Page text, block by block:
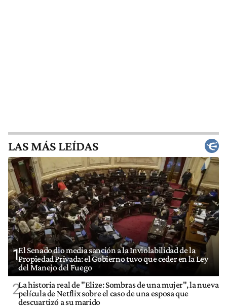
LAS MÁS LEÍDAS
1El Senado dio media sanción a la Inviolabilidad de la
Propiedad Privada: el Gobierno tuvo que ceder en la Ley
del Manejo del Fuego
2La historia real de "Elize: Sombras de una mujer", la nueva
película de Netflix sobre el caso de una esposa que
descuartizó a su marido